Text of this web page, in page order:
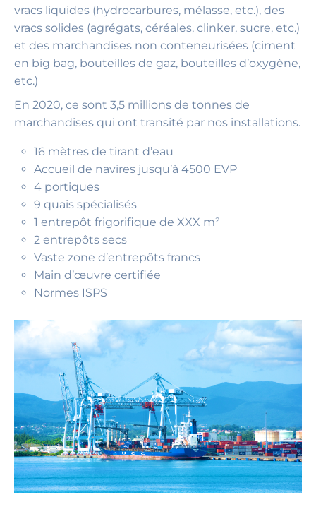
vracs liquides (hydrocarbures, mélasse, etc.), des
vracs solides (agrégats, céréales, clinker, sucre, etc.)
et des marchandises non conteneurisées (ciment
en big bag, bouteilles de gaz, bouteilles d’oxygène,
etc.)
En 2020, ce sont 3,5 millions de tonnes de
marchandises qui ont transité par nos installations.
16 mètres de tirant d’eau
Accueil de navires jusqu’à 4500 EVP
4 portiques
9 quais spécialisés
1 entrepôt frigorifique de XXX m²
2 entrepôts secs
Vaste zone d’entrepôts francs
Main d’œuvre certifiée
Normes ISPS